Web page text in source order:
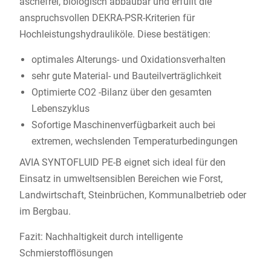
anspruchsvollen DEKRA-PSR-Kriterien für
Hochleistungshydrauliköle. Diese bestätigen:
optimales Alterungs- und Oxidationsverhalten
sehr gute Material- und Bauteilverträglichkeit
Optimierte CO2 -Bilanz über den gesamten
Lebenszyklus
Sofortige Maschinenverfügbarkeit auch bei
extremen, wechslenden Temperaturbedingungen
AVIA SYNTOFLUID PE-B eignet sich ideal für den
Einsatz in umweltsensiblen Bereichen wie Forst,
Landwirtschaft, Steinbrüchen, Kommunalbetrieb oder
im Bergbau.
Fazit: Nachhaltigkeit durch intelligente
Schmierstofflösungen